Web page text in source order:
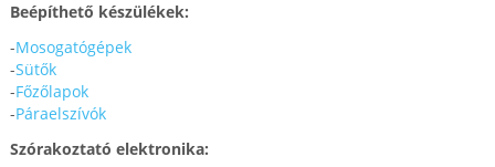
Beépíthető készülékek:
-Mosogatógépek
-Sütők
-Főzőlapok
-Páraelszívók
Szórakoztató elektronika: